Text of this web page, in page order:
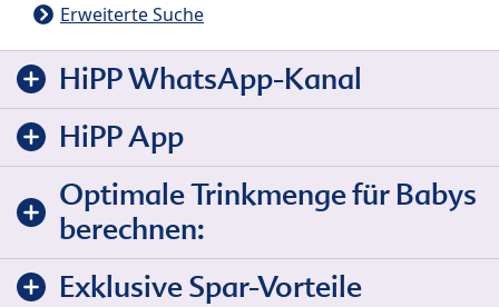
Erweiterte Suche
HiPP WhatsApp-Kanal
HiPP App
Optimale Trinkmenge für Babys
berechnen:
Exklusive Spar-Vorteile